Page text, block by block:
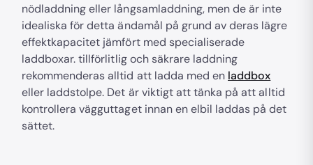
nödladdning eller långsamladdning, men de är inte
idealiska för detta ändamål på grund av deras lägre
effektkapacitet jämfört med specialiserade
laddboxar. tillförlitlig och säkrare laddning
rekommenderas alltid att ladda med en laddbox
eller laddstolpe. Det är viktigt att tänka på att alltid
kontrollera vägguttaget innan en elbil laddas på det
sättet.